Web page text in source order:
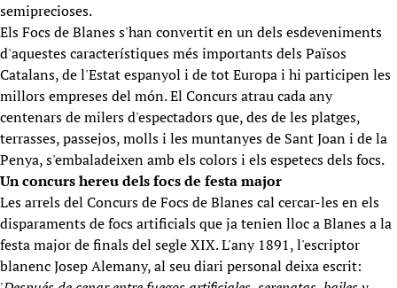
semiprecioses.
Els Focs de Blanes s'han convertit en un dels esdeveniments
d'aquestes característiques més importants dels Països
Catalans, de l'Estat espanyol i de tot Europa i hi participen les
millors empreses del món. El Concurs atrau cada any
centenars de milers d'espectadors que, des de les platges,
terrasses, passejos, molls i les muntanyes de Sant Joan i de la
Penya, s'embaladeixen amb els colors i els espetecs dels focs.
Un concurs hereu dels focs de festa major
Les arrels del Concurs de Focs de Blanes cal cercar-les en els
disparaments de focs artificials que ja tenien lloc a Blanes a la
festa major de finals del segle XIX. L'any 1891, l'escriptor
blanenc Josep Alemany, al seu diari personal deixa escrit: